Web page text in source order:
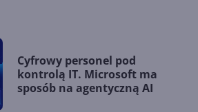
Cyfrowy personel pod
kontrolą IT. Microsoft ma
sposób na agentyczną AI